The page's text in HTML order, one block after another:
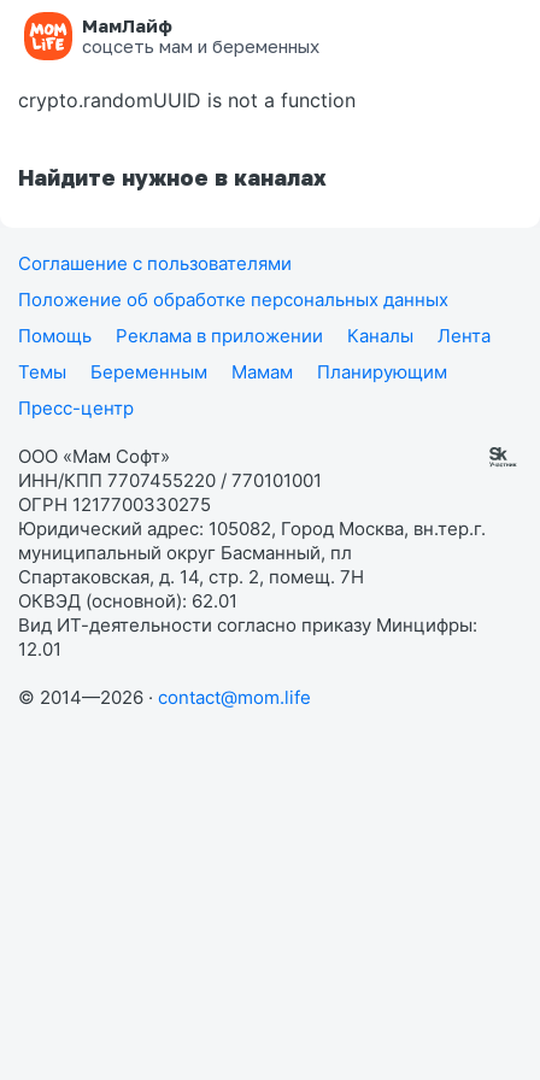
МамЛайф
соцсеть мам и беременных
Ошибка на странице
crypto.randomUUID is not a function
Найдите нужное в каналах
Соглашение с пользователями
Положение об обработке персональных данных
Помощь
Реклама в приложении Каналы
Лента
Темы
Беременным Мамам
Планирующим
Пресс-центр
ООО «Мам Софт»
ИНН/КПП 7707455220 / 770101001
ОГРН 1217700330275
Юридический адрес: 105082, Город Москва, вн.тер.г.
муниципальный округ Басманный, пл
Спартаковская, д. 14, стр. 2, помещ. 7Н
ОКВЭД (основной): 62.01
Вид ИТ-деятельности согласно приказу Минцифры:
12.01
© 2014—2026 · contact@mom.life